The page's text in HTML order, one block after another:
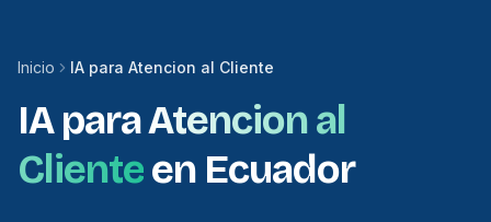
Inicio IA para Atencion al Cliente
IA paraAtencion al
Clienteen Ecuador